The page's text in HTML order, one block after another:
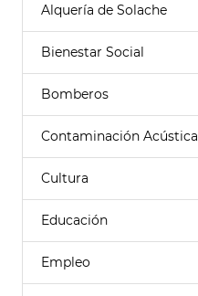
Alquería de Solache
Bienestar Social
Bomberos
Contaminación Acústica
Cultura
Educación
Empleo